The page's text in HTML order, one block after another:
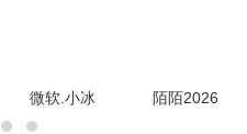
微软.小冰
陌陌2026